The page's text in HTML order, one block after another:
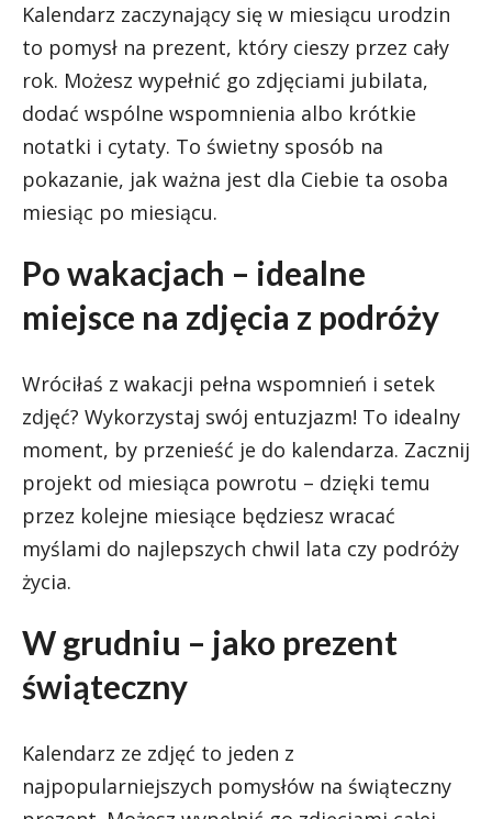
Kalendarz zaczynający się w miesiącu urodzin
to pomysł na prezent, który cieszy przez cały
rok. Możesz wypełnić go zdjęciami jubilata,
dodać wspólne wspomnienia albo krótkie
notatki i cytaty. To świetny sposób na
pokazanie, jak ważna jest dla Ciebie ta osoba
miesiąc po miesiącu.
Po wakacjach – idealne
miejsce na zdjęcia z podróży
Wróciłaś z wakacji pełna wspomnień i setek
zdjęć? Wykorzystaj swój entuzjazm! To idealny
moment, by przenieść je do kalendarza. Zacznij
projekt od miesiąca powrotu – dzięki temu
przez kolejne miesiące będziesz wracać
myślami do najlepszych chwil lata czy podróży
życia.
W grudniu – jako prezent
świąteczny
Kalendarz ze zdjęć to jeden z
najpopularniejszych pomysłów na świąteczny